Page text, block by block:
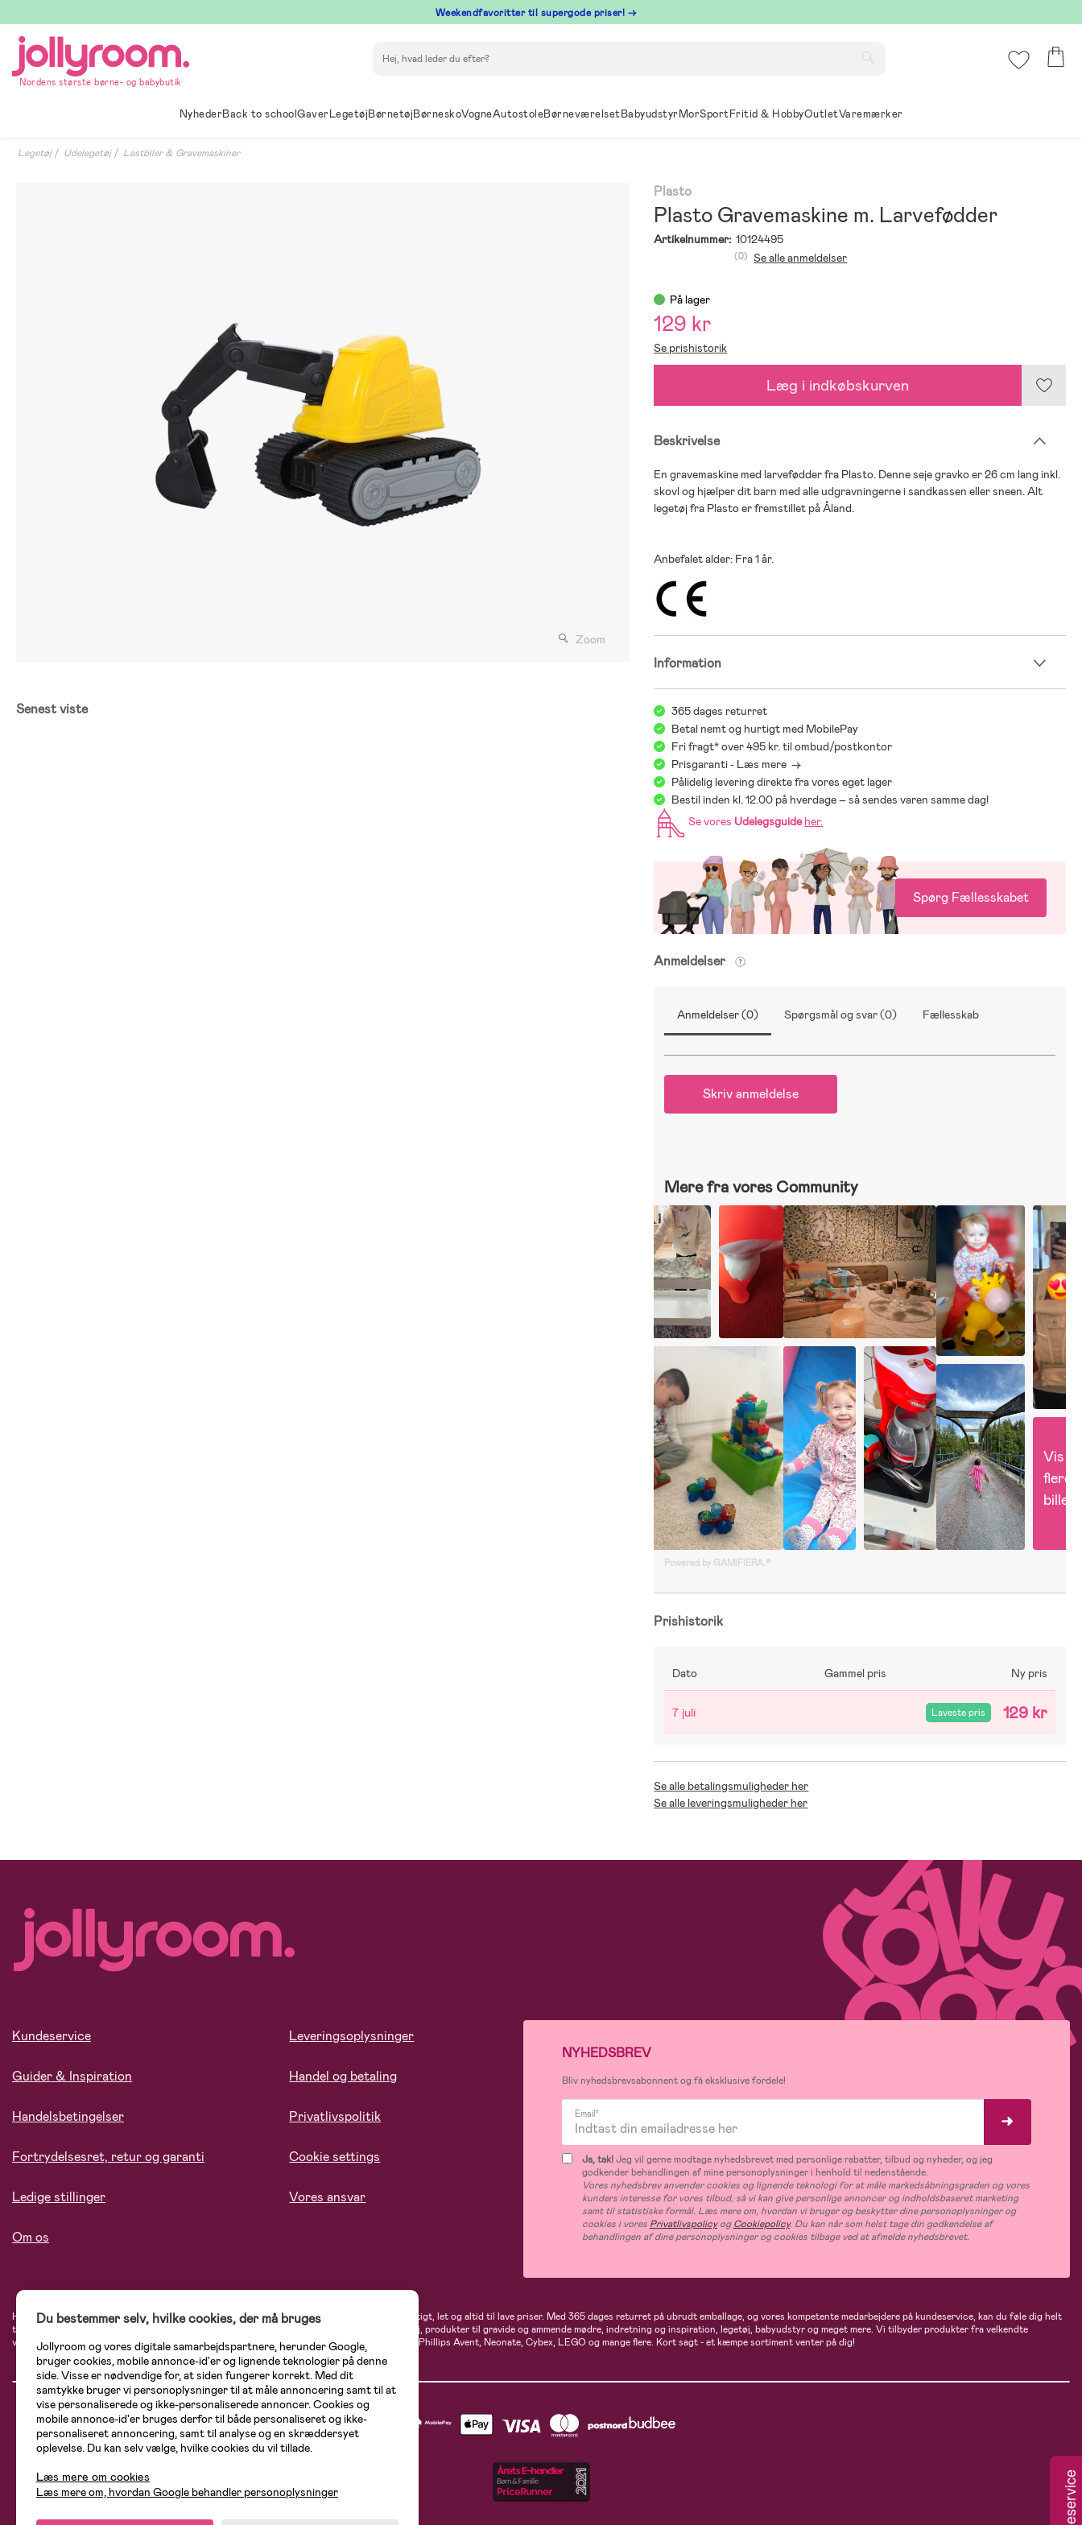
till
innehållet
⁠ Weekendfavoritter til supergode priser! →
Nordens største børne- og babybutik
NyhederBack to schoolGaverLegetøjBørnetøjBørneskoVogneAutostoleBørneværelsetBabyudstyrMorSportFritid & HobbyOutletVaremærker
Legetøj Udelegetøj Lastbiler & Gravemaskiner
Zoom
Senest viste
Plasto
Plasto Gravemaskine m. Larvefødder
Artikelnummer: 10124495
(0) Se alle anmeldelser
På lager
129 kr
Se prishistorik
Læg i indkøbskurven
Beskrivelse
En gravemaskine med larvefødder fra Plasto. Denne seje gravko er 26 cm lang inkl.
skovl og hjælper dit barn med alle udgravningerne i sandkassen eller sneen. Alt
legetøj fra Plasto er fremstillet på Åland.
Anbefalet alder: Fra 1 år.
Information
365 dages returret
Betal nemt og hurtigt med MobilePay
Fri fragt* over 495 kr. til ombud/postkontor
Prisgaranti - Læs mere ->
Pålidelig levering direkte fra vores eget lager
Bestil inden kl. 12.00 på hverdage – så sendes varen samme dag!
Se vores Udelegsguide her.
Spørg Fællesskabet
Anmeldelser
Anmeldelser (0) Spørgsmål og svar (0) Fællesskab
Skriv anmeldelse
Mere fra vores Community
Vis
flere
Powered by GAMIFIERA.®
Prishistorik
Dato Gammel pris Ny pris
7 juli Laveste pris 129 kr
Se alle betalingsmuligheder her
Se alle leveringsmuligheder her
Kundeservice
Guider & Inspiration
Handelsbetingelser
Fortrydelsesret, retur og garanti
Ledige stillinger
Om os
Leveringsoplysninger
Handel og betaling
Privatlivspolitik
Cookie settings
Vores ansvar
NYHEDSBREV
Bliv nyhedsbrevsabonnent og få eksklusive fordele!
Email*
Ja, tak!Jeg vil gerne modtage nyhedsbrevet med personlige rabatter, tilbud og nyheder, og jeg
godkender behandlingen af mine personoplysninger i henhold til nedenstående.
Vores nyhedsbrev anvender cookies og lignende teknologi for at måle markedsåbningsgraden og vores
kunders interesse for vores tilbud, så vi kan give personlige annoncer og indholdsbaseret marketing
samt til statistiske formål. Læs mere om, hvordan vi bruger og beskytter dine personoplysninger og
cookies i vores PrivatlivspolicyogCookiepolicy. Du kan når som helst tage din godkendelse af
behandlingen af dine personoplysninger og cookies tilbage ved at afmelde nyhedsbrevet.
Hos Jollyroom.dk finder du et stort udvalg af produkter til børnefamilien. Her handler du hurtigt, let og altid til lave priser. Med 365 dages returret på ubrudt emballage, og vores kompetente medarbejdere på kundeservice, kan du føle dig helt
tryg, når du handler hos os. I vores udvalg finder du barnevogne, autostole, børne- og babytøj, produkter til gravide og ammende mødre, indretning og inspiration, legetøj, babyudstyr og meget mere. Vi tilbyder produkter fra velkendte
varemærker som Britax, Maxi-Cosi, Baby Jogger, BabyBjörn, Didriksons, KidKraft, Ergobaby, Phillips Avent, Neonate, Cybex, LEGO og mange flere. Kort sagt - et kæmpe sortiment venter på dig!
Du bestemmer selv, hvilke cookies, der må bruges
Jollyroom og vores digitale samarbejdspartnere, herunder Google,
bruger cookies, mobile annonce-id'er og lignende teknologier på denne
side. Visse er nødvendige for, at siden fungerer korrekt. Med dit
samtykke bruger vi personoplysninger til at måle annoncering samt til at
vise personaliserede og ikke-personaliserede annoncer. Cookies og
mobile annonce-id'er bruges derfor til både personaliseret og ikke-
personaliseret annoncering, samt til analyse og en skræddersyet
oplevelse. Du kan selv vælge, hvilke cookies du vil tillade.
Læs mere om cookies
Læs mere om, hvordan Google behandler personoplysninger